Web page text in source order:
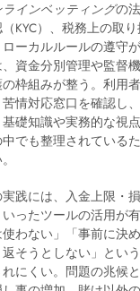
ラインベッティングの
KYC）、税務上の取
ーカルルールの遵守
資金分別管理や監督
枠組みが整う。利用
情対応窓口を確認し
礎知識や実務的な視
でも整理されている
践には、入金上限・
ったツールの活用が
使わない」「事前に決
そうとしない」とい
にくい。問題の兆候